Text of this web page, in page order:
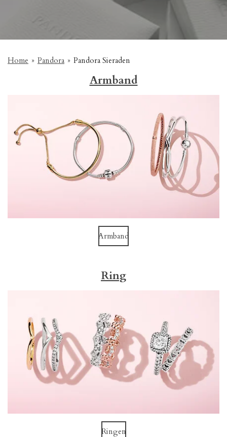
Home » Pandora » Pandora Sieraden
Armband
Armband
Ring
Ringen